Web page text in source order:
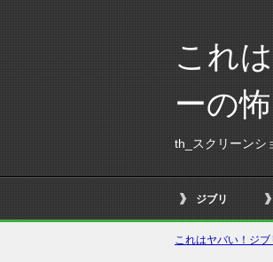
これ
ーの
th_スクリーンシ
ジブリ
これはヤバい！ジ